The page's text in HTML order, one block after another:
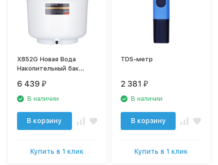
X852G Новая Вода
Накопительный бак
15л. Prio®
6 439 ₽
В наличии
В корзину
Купить в 1 клик
TDS-метр
2 381 ₽
В наличии
В корзину
Купить в 1 клик